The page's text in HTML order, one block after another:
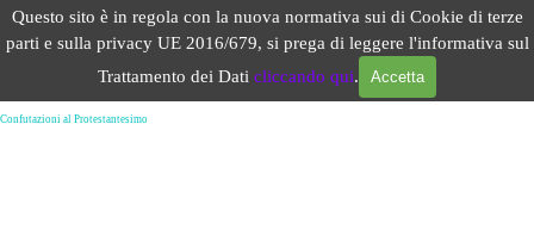
Questo sito è in regola con la nuova normativa sui di Cookie di terze
parti e sulla privacy UE 2016/679, si prega di leggere l'informativa sul
Trattamento dei Dati cliccando qui. Accetta
Vai ai contenuti
Salta menù
Pietro a te darò le Chiavi - Il primato catechesi spiegazione
Confutazioni al Protestantesimo